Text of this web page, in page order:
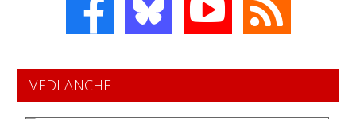
VEDI ANCHE